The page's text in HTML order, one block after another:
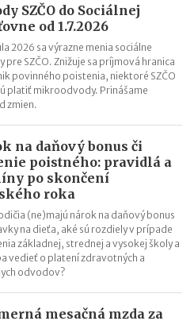
poriadok
SZČO do Sociálnej
od 1.7.2026
2026 sa výrazne menia sociálne
pre SZČO. Znižuje sa príjmová hranica
povinného poistenia, niektoré SZČO
platiť mikroodvody. Prinášame
zmien.
na daňový bonus či
poistného: pravidlá a
po skončení
roka
(ne)majú nárok na daňový bonus
na dieťa, aké sú rozdiely v prípade
základnej, strednej a vysokej školy a
vedieť o platení zdravotných a
odvodov?
mesačná mzda za